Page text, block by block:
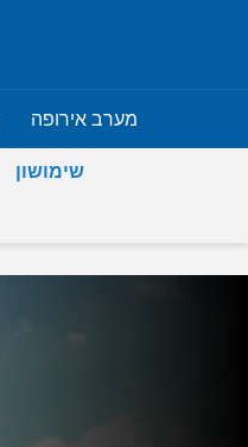
מערב אירופה
שימושון